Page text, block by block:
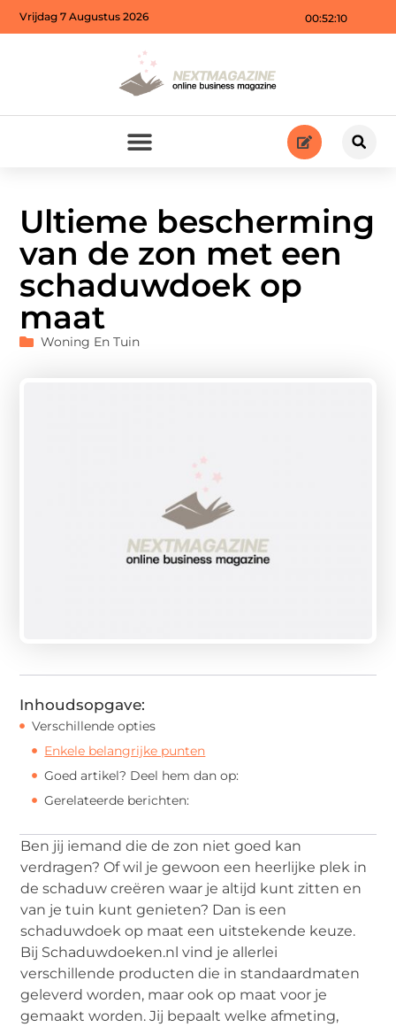
00:52:11
Vrijdag 7 Augustus 2026
Ultieme bescherming
van de zon met een
schaduwdoek op
maat
Woning En Tuin
Inhoudsopgave:
Verschillende opties
Enkele belangrijke punten
Goed artikel? Deel hem dan op:
Gerelateerde berichten:
Ben jij iemand die de zon niet goed kan
verdragen? Of wil je gewoon een heerlijke plek in
de schaduw creëren waar je altijd kunt zitten en
van je tuin kunt genieten? Dan is een
schaduwdoek op maat een uitstekende keuze.
Bij Schaduwdoeken.nl vind je allerlei
verschillende producten die in standaardmaten
geleverd worden, maar ook op maat voor je
gemaakt worden. Jij bepaalt welke afmeting,